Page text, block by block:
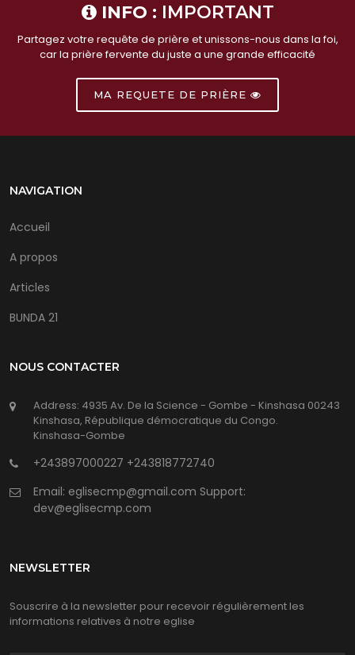
INFO : IMPORTANT
Partagez votre requête de prière et unissons-nous dans la foi,
car la prière fervente du juste a une grande efficacité
MA REQUETE DE PRIÈRE
NAVIGATION
Accueil
A propos
Articles
BUNDA 21
NOUS CONTACTER
Address: 4935 Av. De la Science - Gombe - Kinshasa 00243
Kinshasa, République démocratique du Congo.
Kinshasa-Gombe
+243897000227 +243818772740
Email: eglisecmp@gmail.com Support:
dev@eglisecmp.com
NEWSLETTER
Souscrire à la newsletter pour recevoir régulièrement les
informations relatives à notre eglise